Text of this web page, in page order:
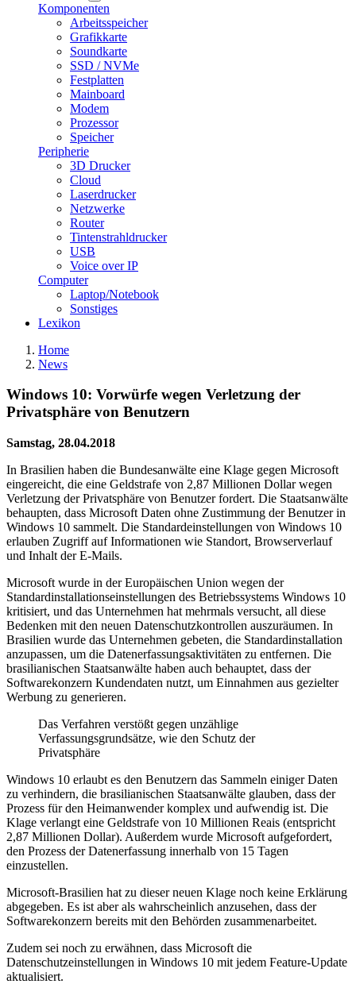
Komponenten
Arbeitsspeicher
Grafikkarte
Soundkarte
SSD / NVMe
Festplatten
Mainboard
Modem
Prozessor
Speicher
Peripherie
3D Drucker
Cloud
Laserdrucker
Netzwerke
Router
Tintenstrahldrucker
USB
Voice over IP
Computer
Laptop/Notebook
Sonstiges
Lexikon
Home
News
Windows 10: Vorwürfe wegen Verletzung der
Privatsphäre von Benutzern
Samstag, 28.04.2018
In Brasilien haben die Bundesanwälte eine Klage gegen Microsoft
eingereicht, die eine Geldstrafe von 2,87 Millionen Dollar wegen
Verletzung der Privatsphäre von Benutzer fordert. Die Staatsanwälte
behaupten, dass Microsoft Daten ohne Zustimmung der Benutzer in
Windows 10 sammelt. Die Standardeinstellungen von Windows 10
erlauben Zugriff auf Informationen wie Standort, Browserverlauf
und Inhalt der E-Mails.
Microsoft wurde in der Europäischen Union wegen der
Standardinstallationseinstellungen des Betriebssystems Windows 10
kritisiert, und das Unternehmen hat mehrmals versucht, all diese
Bedenken mit den neuen Datenschutzkontrollen auszuräumen. In
Brasilien wurde das Unternehmen gebeten, die Standardinstallation
anzupassen, um die Datenerfassungsaktivitäten zu entfernen. Die
brasilianischen Staatsanwälte haben auch behauptet, dass der
Softwarekonzern Kundendaten nutzt, um Einnahmen aus gezielter
Werbung zu generieren.
Das Verfahren verstößt gegen unzählige
Verfassungsgrundsätze, wie den Schutz der
Privatsphäre
Windows 10 erlaubt es den Benutzern das Sammeln einiger Daten
zu verhindern, die brasilianischen Staatsanwälte glauben, dass der
Prozess für den Heimanwender komplex und aufwendig ist. Die
Klage verlangt eine Geldstrafe von 10 Millionen Reais (entspricht
2,87 Millionen Dollar). Außerdem wurde Microsoft aufgefordert,
den Prozess der Datenerfassung innerhalb von 15 Tagen
einzustellen.
Microsoft-Brasilien hat zu dieser neuen Klage noch keine Erklärung
abgegeben. Es ist aber als wahrscheinlich anzusehen, dass der
Softwarekonzern bereits mit den Behörden zusammenarbeitet.
Zudem sei noch zu erwähnen, dass Microsoft die
Datenschutzeinstellungen in Windows 10 mit jedem Feature-Update
aktualisiert.